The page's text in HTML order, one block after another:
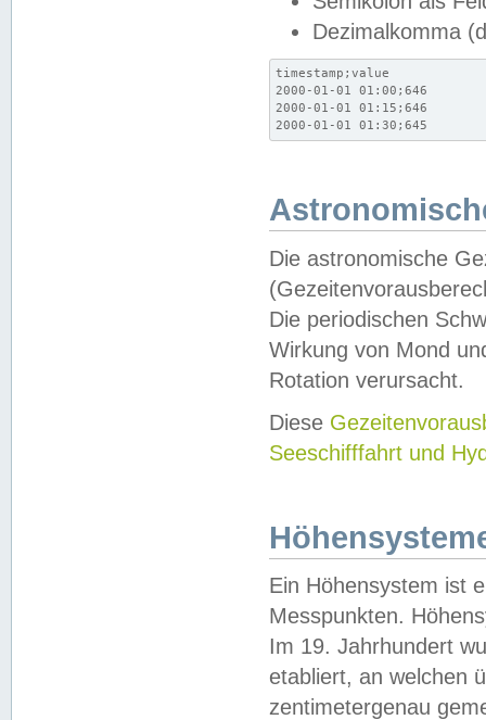
Dezimalkomma
timestamp;value
2000-01-01 01:00;646
2000-01-01 01:15;646
2000-01-01 01:30;645
Die astronomische
Die periodischen
Wirkung von Mond
Rotation verursacht.
Diese
Seeschifffahrt und
Ein Höhensystem ist
Messpunkten.
Im 19. Jahrhundert
etabliert, an welchen
zentimetergenau